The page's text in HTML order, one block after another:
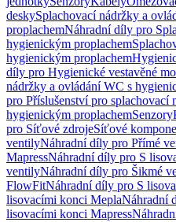
deskySplachovací nádržky a
proplachemNáhradní díly pro
hygienickým proplachem
hygienickým proplachem
díly pro Hygienické vestavěné
nádržky a ovládání WC s
pro Příslušenství pro splachovací
hygienickým proplachemSenzory
pro Síťové zdrojeSíťové
ventilyNáhradní díly pro Přímé
MapressNáhradní díly pro S
ventilyNáhradní díly pro Šikmé
FlowFitNáhradní díly pro S
lisovacími konci MeplaNáhradní
lisovacími konci Mapress